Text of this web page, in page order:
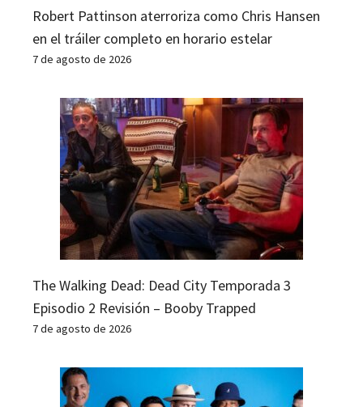
Robert Pattinson aterroriza como Chris Hansen
en el tráiler completo en horario estelar
7 de agosto de 2026
The Walking Dead: Dead City Temporada 3
Episodio 2 Revisión – Booby Trapped
7 de agosto de 2026